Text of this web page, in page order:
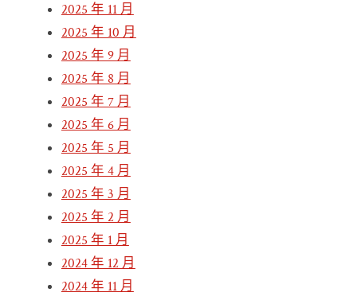
2025 年 11 月
2025 年 10 月
2025 年 9 月
2025 年 8 月
2025 年 7 月
2025 年 6 月
2025 年 5 月
2025 年 4 月
2025 年 3 月
2025 年 2 月
2025 年 1 月
2024 年 12 月
2024 年 11 月